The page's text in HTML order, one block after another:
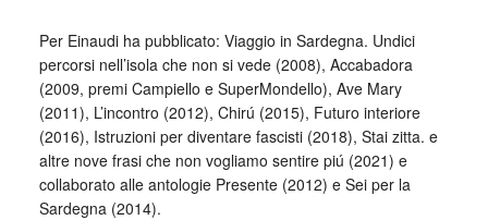
Per Einaudi ha pubblicato: Viaggio in Sardegna. Undici
percorsi nell’isola che non si vede (2008), Accabadora
(2009, premi Campiello e SuperMondello), Ave Mary
(2011), L’incontro (2012), Chirú (2015), Futuro interiore
(2016), Istruzioni per diventare fascisti (2018), Stai zitta. e
altre nove frasi che non vogliamo sentire piú (2021) e
collaborato alle antologie Presente (2012) e Sei per la
Sardegna (2014).